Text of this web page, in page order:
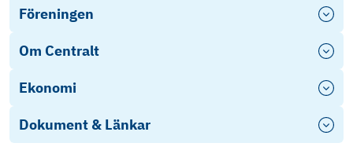
Föreningen
Om Centralt
Ekonomi
Dokument & Länkar